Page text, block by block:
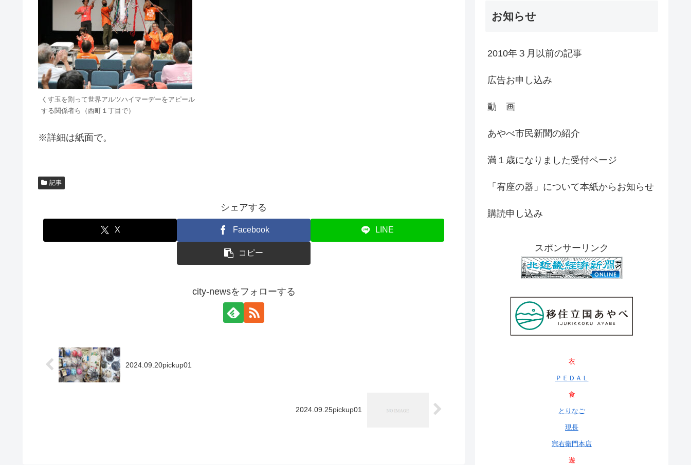
くす玉を割って世界アルツハイマーデーをアピール
する関係者ら（西町１丁目で）
※詳細は紙面で。
記事
シェアする
X Facebook LINE
コピー
city-newsをフォローする
2024.09.20pickup01
2024.09.25pickup01
お知らせ
2010年３月以前の記事
広告お申し込み
動 画
あやべ市民新聞の紹介
満１歳になりました受付ページ
「宥座の器」について本紙からお知らせ
購読申し込み
スポンサーリンク
衣
ＰＥＤＡＬ
食
とりなご
現長
宗右衛門本店
遊